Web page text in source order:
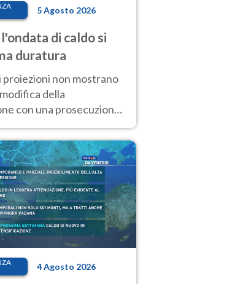
5 Agosto 2026
di caldo si
duratura
proiezioni non mostrano
della
con una prosecuzione
la settimana di
4 Agosto 2026